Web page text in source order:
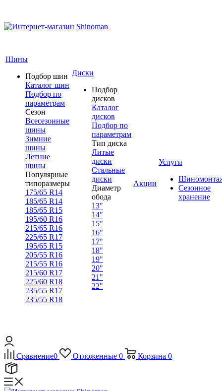
Шины
Подбор шин
Каталог шин
Подбор по
параметрам
Сезон
Всесезонные
шины
Зимние
шины
Летние
шины
Популярные
типоразмеры
175/65 R14
185/65 R14
185/65 R15
195/60 R16
215/65 R16
225/65 R17
195/65 R15
205/55 R16
215/55 R16
215/60 R17
225/60 R18
235/55 R17
235/55 R18
Диски
Подбор
дисков
Каталог
дисков
Подбор по
параметрам
Тип диска
Литые
диски
Стальные
диски
Диаметр
обода
13"
14"
15"
16"
17"
18"
19"
20"
21"
22"
Акции
Услуги
Сезонное
хранение
Сравнение0 Отложенные 0 Корзина 0